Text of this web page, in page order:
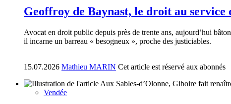
Geoffroy de Baynast, le droit au
Avocat en droit public depuis près de trente ans, aujourd’hui
il incarne un barreau « besogneux », proche des justiciables.
15.07.2026 Mathieu MARIN Cet article est réservé aux abonnés
Vendée